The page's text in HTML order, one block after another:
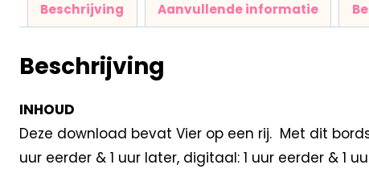
Beschrijving Aanvullende informatie
Beschrijving
INHOUD
Deze download bevat Vier op een rij. Met dit
uur eerder & 1 uur later, digitaal: 1 uur eerder & 1